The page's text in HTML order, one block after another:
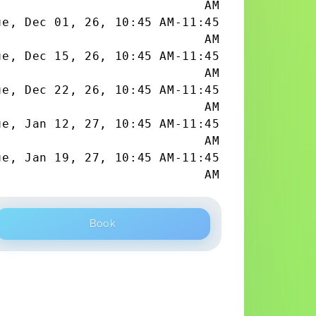
AM
Dec 01, 26 , 10:45 AM - 11:45
AM
Dec 15, 26 , 10:45 AM - 11:45
AM
Dec 22, 26 , 10:45 AM - 11:45
AM
Jan 12, 27 , 10:45 AM - 11:45
AM
Jan 19, 27 , 10:45 AM - 11:45
AM
Book